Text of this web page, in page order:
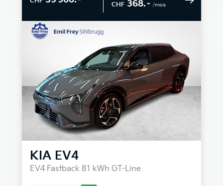
CHF 368.– /mois
KIA EV4
EV4 Fastback 81 kWh GT-Line